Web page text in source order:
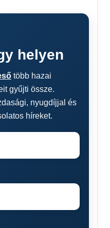
helyen
több hazai
gyűjti össze.
nyugdíjjal és
híreket.